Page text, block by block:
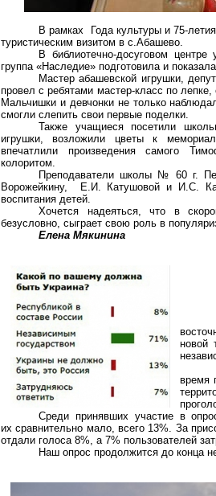
В рамках Года культуры и 75-
туристическим визитом в с.Абашево.
В библиотечно-досуговом центре
группа «Наследие» подготовила и
Мастерабашевской игрушки,
провел с ребятами мастер-класс по
Мальчишки и девчонки не только
смогли слепить свои первые поделки.
Также учащиеся посетили
игрушки, возложили цветы к
впечатлили произведения самого
колоритом.
Преподаватели школы №60 г.
Ворожейкину, Е.И. Катушовой и И.С.
воспитания детей.
Хочется надеяться, что в
безусловно, сыграет свою роль в
Елена Мякинина
новой
время
Среди принявших участие в
их сравнительно мало, всего 13%. За
отдали голоса 8%, а 7% пользователей
Наш опрос продолжится до конца